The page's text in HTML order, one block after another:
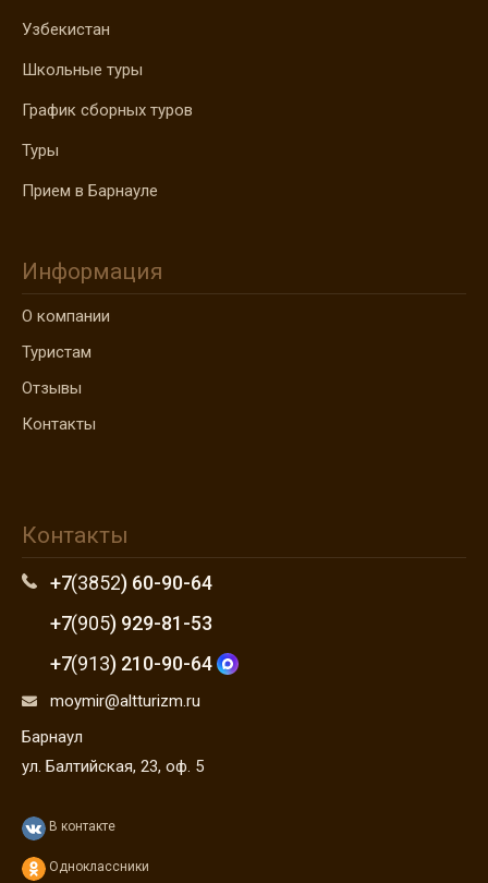
Узбекистан
Школьные туры
График сборных туров
Туры
Прием в Барнауле
Информация
О компании
Туристам
Отзывы
Контакты
Контакты
+7(3852) 60-90-64
+7(905) 929-81-53
+7(913) 210-90-64
moymir@altturizm.ru
Барнаул
ул. Балтийская, 23, оф. 5
В контакте
Одноклассники